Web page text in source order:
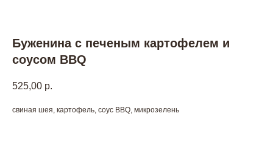
Буженина с печеным картофелем и
соусом BBQ
525,00 р.
свиная шея, картофель, соус BBQ, микрозелень